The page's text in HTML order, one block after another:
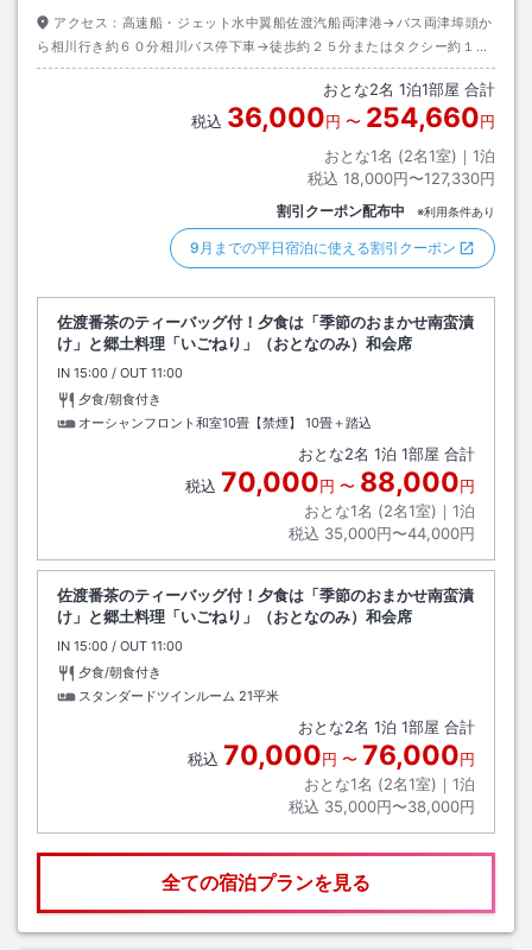
アクセス： 高速船・ジェット水中翼船佐渡汽船両津港→バス両津埠頭か
ら相川行き約６０分相川バス停下車→徒歩約２５分またはタクシー約１０
分
おとな2名 1泊1部屋 合計
税込 36,000円 〜 254,660円
おとな1名 (2名1室)｜ 1泊
税込 18,000円〜127,330円
割引クーポン配布中 ※利用条件あり
9月までの平日宿泊に使える割引クーポン
佐渡番茶のティーバッグ付！夕食は「季節のおまかせ南蛮漬
け」と郷土料理「いごねり」（おとなのみ）和会席
IN チェックイン
15:00 / OUT チェックアウト
11:00
夕食/朝食付き
オーシャンフロント和室10畳【禁煙】
10畳＋踏込
おとな2名 1泊 1部屋 合計
税込 70,000円 〜 88,000円
おとな1名 (2名1室)｜ 1泊
税込 35,000円〜44,000円
佐渡番茶のティーバッグ付！夕食は「季節のおまかせ南蛮漬
け」と郷土料理「いごねり」（おとなのみ）和会席
IN チェックイン
15:00 / OUT チェックアウト
11:00
夕食/朝食付き
スタンダードツインルーム 21平米
おとな2名 1泊 1部屋 合計
税込 70,000円 〜 76,000円
おとな1名 (2名1室)｜ 1泊
税込 35,000円〜38,000円
全ての宿泊プランを見る